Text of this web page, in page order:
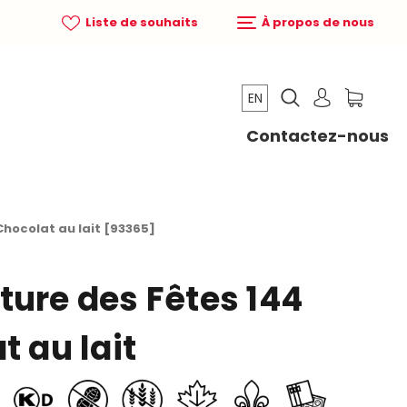
Liste de souhaits À propos de nous
EN
Contactez-nous
au lait [93365]
des Fêtes 144
au lait